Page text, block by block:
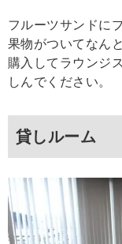
フルーツサンドに
果物がついてなん
購入してラウンジ
しんでください。
貸しルーム